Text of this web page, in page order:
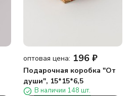
оптовая цена: 196 ₽
Подарочная коробка "От
души", 15*15*6,5
В наличии 148 шт.